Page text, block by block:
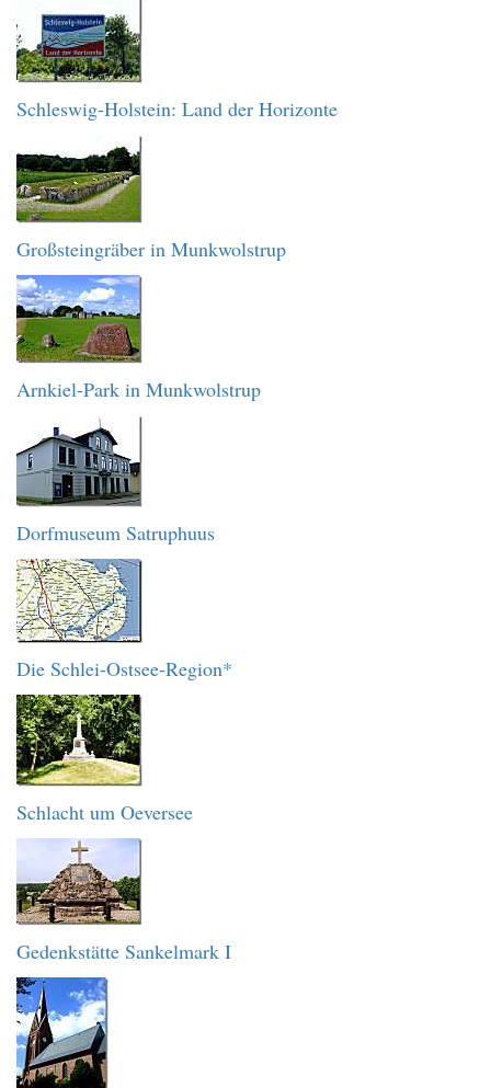
Schleswig-Holstein: Land der Horizonte
Großsteingräber in Munkwolstrup
Arnkiel-Park in Munkwolstrup
Dorfmuseum Satruphuus
Die Schlei-Ostsee-Region*
Schlacht um Oeversee
Gedenkstätte Sankelmark I